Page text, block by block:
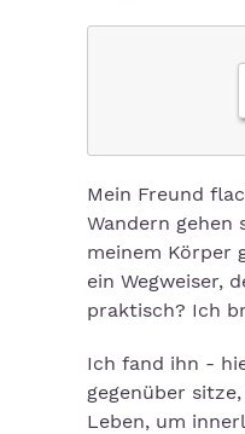
Mein Freund
Wandern
meinem Körper
ein Wegweiser,
praktisch? Ich
Ich fand ihn -
gegenüber
Leben, um